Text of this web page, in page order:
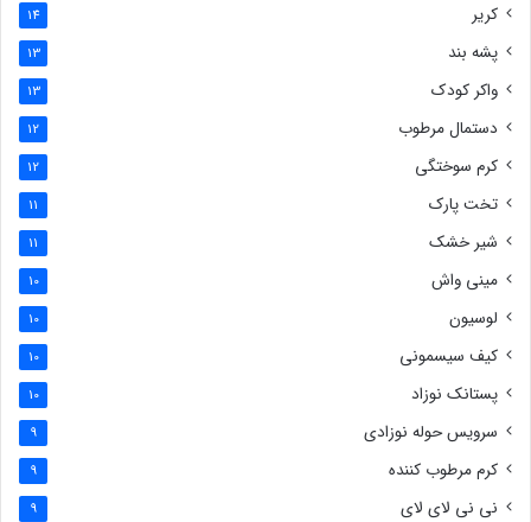
کریر 14
پشه بند 13
واکر کودک 13
دستمال مرطوب 12
کرم سوختگی 12
تخت پارک 11
شیر خشک 11
مینی واش 10
لوسیون 10
کیف سیسمونی 10
پستانک نوزاد 10
سرویس حوله نوزادی 9
کرم مرطوب کننده 9
نی نی لای لای 9